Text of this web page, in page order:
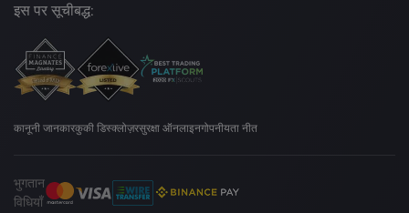
इस पर सूचीबद्ध:
कानूनी जानकारकुकी डिस्क्लोज़रसुरक्षा ऑनलाइनगोपनीयता नीत
भुगतान
विधियाँ